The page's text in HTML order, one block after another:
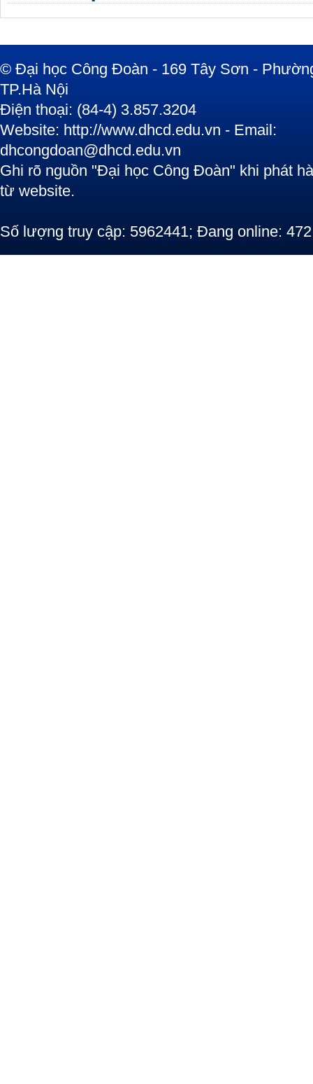
© Đại học Công Đoàn - 169 Tây Sơn -
TP.Hà Nội
Điện thoại: (84-4) 3.857.3204
Website: http://www.dhcd.edu.vn - Email:
dhcongdoan@dhcd.edu.vn
Ghi rõ nguồn "Đại học Công Đoàn" khi phát
từ website.
Số lượng truy cập: 5962441; Đang online: 472